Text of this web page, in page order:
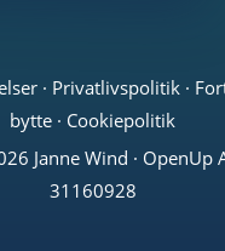
· Privatlivspolitik ·
bytte · Cookiepolitik
Janne Wind · OpenUp
31160928